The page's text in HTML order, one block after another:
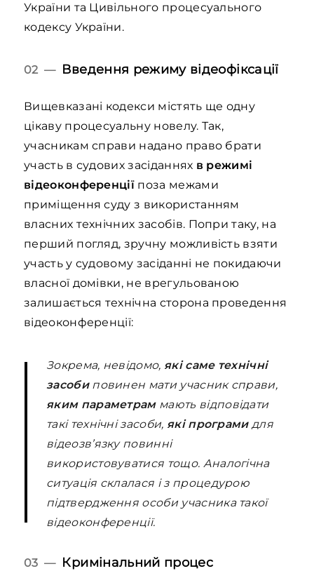
України та Цивільного процесуального
кодексу України.
02 — Введення режиму відеофіксації
Вищевказані кодекси містять ще одну
цікаву процесуальну новелу. Так,
учасникам справи надано право брати
участь в судових засіданнях в режимі
відеоконференції поза межами
приміщення суду з використанням
власних технічних засобів. Попри таку, на
перший погляд, зручну можливість взяти
участь у судовому засіданні не покидаючи
власної домівки, не врегульованою
залишається технічна сторона проведення
відеоконференції:
Зокрема, невідомо, які саме технічні
засобиповинен мати учасник справи,
яким параметраммають відповідати
такі технічні засоби, які програмидля
відеозв’язку повинні
використовуватися тощо. Аналогічна
ситуація склалася і з процедурою
підтвердження особи учасника такої
відеоконференції.
03 — Кримінальний процеc